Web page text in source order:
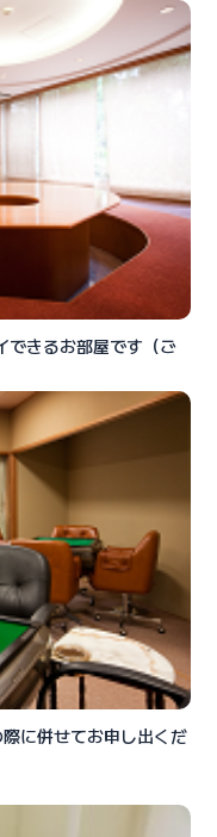
できるお部屋です（ご
に併せてお申し出くだ